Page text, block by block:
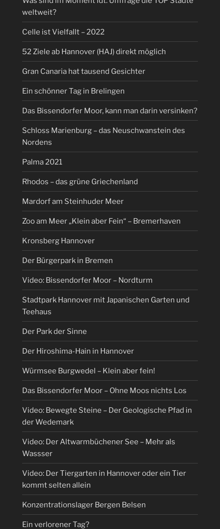
weltweit?
Celle ist Vielfallt – 2022
52 Ziele ab Hannover (HAJ) direkt möglich
Gran Canaria hat tausend Gesichter
Ein schönner Tag in Brelingen
Das Bissendorfer Moor, kann man darin versinken?
Schloss Marienburg – das Neuschwanstein des
Nordens
Palma 2021
Rhodos – das grüne Griechenland
Mardorf am Steinhuder Meer
Zoo am Meer „Klein aber Fein“ – Bremerhaven
Kronsberg Hannover
Der Bürgerpark in Bremen
Video: Bissendorfer Moor – Nordturm
Stadtpark Hannover mit Japanischen Garten und
Teehaus
Der Park der Sinne
Der Hiroshima-Hain in Hannover
Würmsee Burgwedel – Klein aber fein!
Das Bissendorfer Moor – Ohne Moos nichts Los
Video: Bewegte Steine – Der Geologische Pfad in
der Wedemark
Video: Der Altwarmbüchener See – Mehr als
Wassser
Video: Der Tiergarten in Hannover oder ein Tier
kommt selten allein
Konzentrationslager Bergen Belsen
Ein verlorener Tag?